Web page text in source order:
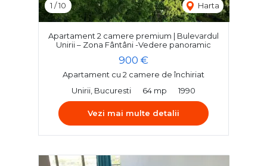
1 /10 Harta
Apartament 2 camere premium | Bulevardul
Unirii – Zona Fântâni -Vedere panoramic
900 €
Apartament cu 2 camere de închiriat
Unirii, Bucuresti
64 mp 1990
Vezi mai multe detalii